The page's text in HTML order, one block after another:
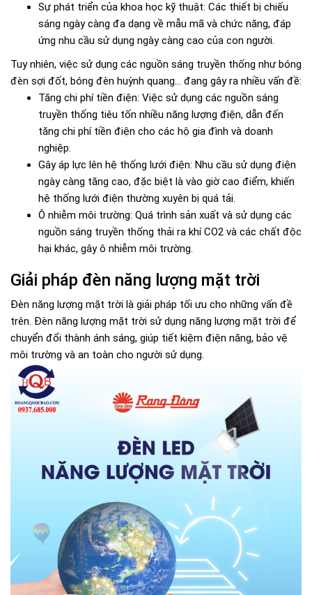
Sự phát triển của khoa học kỹ thuật: Các thiết bị chiếu
sáng ngày càng đa dạng về mẫu mã và chức năng, đáp
ứng nhu cầu sử dụng ngày càng cao của con người.
Tuy nhiên, việc sử dụng các nguồn sáng truyền thống như bóng
đèn sợi đốt, bóng đèn huỳnh quang... đang gây ra nhiều vấn đề:
Tăng chi phí tiền điện: Việc sử dụng các nguồn sáng
truyền thống tiêu tốn nhiều năng lượng điện, dẫn đến
tăng chi phí tiền điện cho các hộ gia đình và doanh
nghiệp.
Gây áp lực lên hệ thống lưới điện: Nhu cầu sử dụng điện
ngày càng tăng cao, đặc biệt là vào giờ cao điểm, khiến
hệ thống lưới điện thường xuyên bị quá tải.
Ô nhiễm môi trường: Quá trình sản xuất và sử dụng các
nguồn sáng truyền thống thải ra khí CO2 và các chất độc
hại khác, gây ô nhiễm môi trường.
Giải pháp đèn năng lượng mặt trời
Đèn năng lượng mặt trời là giải pháp tối ưu cho những vấn đề
trên. Đèn năng lượng mặt trời sử dụng năng lượng mặt trời để
chuyển đổi thành ánh sáng, giúp tiết kiệm điện năng, bảo vệ
môi trường và an toàn cho người sử dụng.